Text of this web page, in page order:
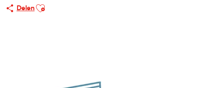
Delen
Ajouter aux favoris